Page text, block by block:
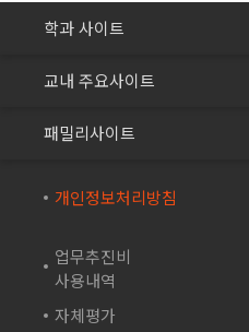
개인정보처리방침
업무추진비
사용내역
자체평가
학과 사이트
바이오생명과
화장품학과
컴퓨터시스템과
컴퓨터소프트웨어학과
드론영상과
바이오테크과
교내 주요사이트
국제교류협력센터
산학협력단
성인학습지원센터
패밀리사이트
재능교육연수원
재능TV
JEI 잉글리쉬 TV